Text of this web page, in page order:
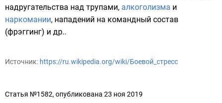
надругательства над трупами, алкоголизма и
наркомании, нападений на командный состав
(фрэггинг) и др..
Источник: https://ru.wikipedia.org/wiki/Боевой_стресс
Статья №1582, опубликована 23 ноя 2019